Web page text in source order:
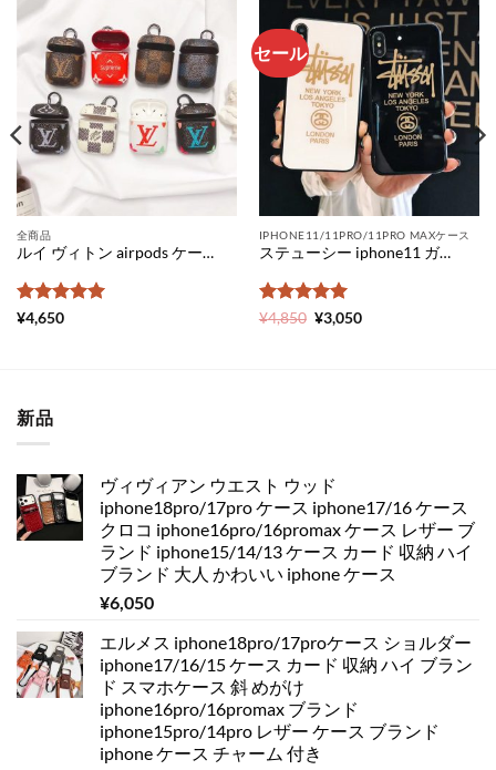
全商品
ルイ ヴィトン airpods ケース コピー エアーポッズ プロ2 ケース ブランド メンズ エア ポッド ケース 可愛い airpods pro ケース シュプリーム エアーポッズ ケース 充電 おすすめ
5段階中
¥4,650
セール
IPHONE11/11PRO/11PRO MAXケース
ステューシー iphone11 ガラス ケース 激安 stussy スマホケース iphone11pro 人気 iphone xs ケース かっこいい メンズ アイフォン xr ケース おしゃれ ブランド 携帯 カバー おすすめ
5段階中5の
¥4,850 元
¥3,050現
新品
ヴィヴィアン ウエスト ウッド
iphone18pro/17pro ケース iphone17/16 ケース
クロコ iphone16pro/16promax ケース レザー ブ
ランド iphone15/14/13 ケース カード 収納 ハイ
ブランド 大人 かわいい iphone ケース
¥6,050
エルメス iphone18pro/17proケース ショルダー
iphone17/16/15 ケース カード 収納 ハイ ブラン
ド スマホケース 斜 めがけ
iphone16pro/16promax ブランド
iphone15pro/14pro レザー ケース ブランド
iphone ケース チャーム 付き